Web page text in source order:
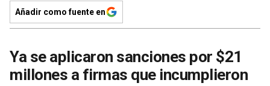
Añadir como fuente en
Ya se aplicaron sanciones por $21
millones a firmas que incumplieron